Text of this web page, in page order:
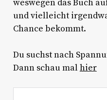
weswegen das Buch
und vielleicht
Chance bekommt.
Du suchst nach
Dann schau malhier